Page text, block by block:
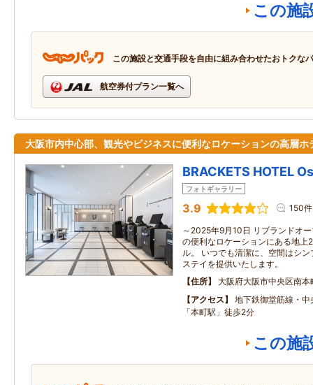
この施
この施設と交通手段を自由に組み合わせたおトクな
航空券付プラン一覧へ
大阪市内中心部、観光やビジネスに便利なロケーションの高層ホ
BRACKETS HOTEL
フォトギャラリー
3.9 150件
～2025年9月10日 リブランドオ
の便利なロケーションにある地
ル。 いつでも清潔に、空間はシ
ステイを提供いたします。
住所
大阪府大阪市中央区南
アクセス
地下鉄御堂筋線・
「本町駅」徒歩2分
この施